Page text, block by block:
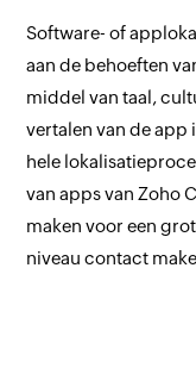
Software- of
aan de behoeften
middel van taal,
vertalen van de app
hele
van apps van Zoho
maken voor een
niveau contact